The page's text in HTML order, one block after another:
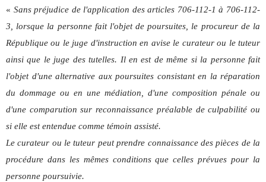
« Sans préjudice de l'application des articles 706-112-1 à 706-112-
3, lorsque la personne fait l'objet de poursuites, le procureur de la
République ou le juge d'instruction en avise le curateur ou le tuteur
ainsi que le juge des tutelles. Il en est de même si la personne fait
l'objet d'une alternative aux poursuites consistant en la réparation
du dommage ou en une médiation, d'une composition pénale ou
d'une comparution sur reconnaissance préalable de culpabilité ou
si elle est entendue comme témoin assisté.
Le curateur ou le tuteur peut prendre connaissance des pièces de la
procédure dans les mêmes conditions que celles prévues pour la
personne poursuivie.